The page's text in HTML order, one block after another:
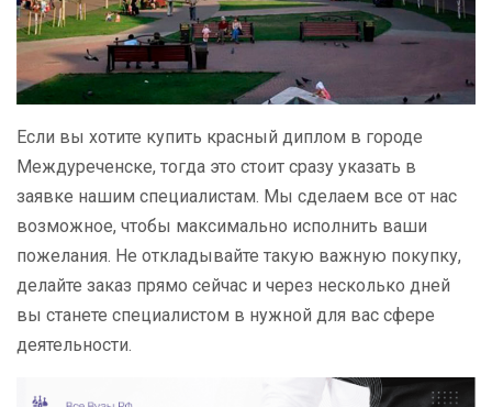
Если вы хотите купить красный диплом в городе
Междуреченске, тогда это стоит сразу указать в
заявке нашим специалистам. Мы сделаем все от нас
возможное, чтобы максимально исполнить ваши
пожелания. Не откладывайте такую важную покупку,
делайте заказ прямо сейчас и через несколько дней
вы станете специалистом в нужной для вас сфере
деятельности.